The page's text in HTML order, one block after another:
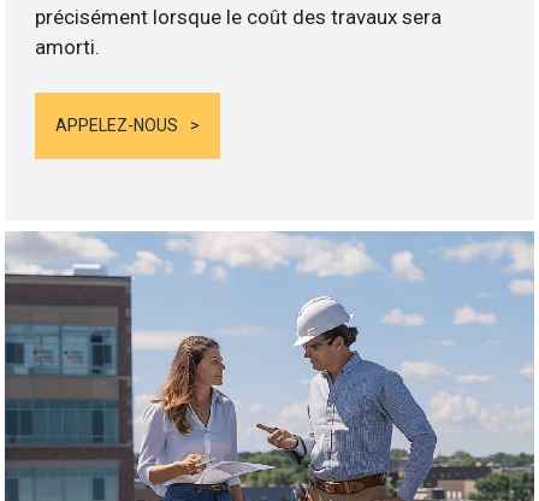
précisément lorsque le coût des travaux sera
amorti.
APPELEZ-NOUS